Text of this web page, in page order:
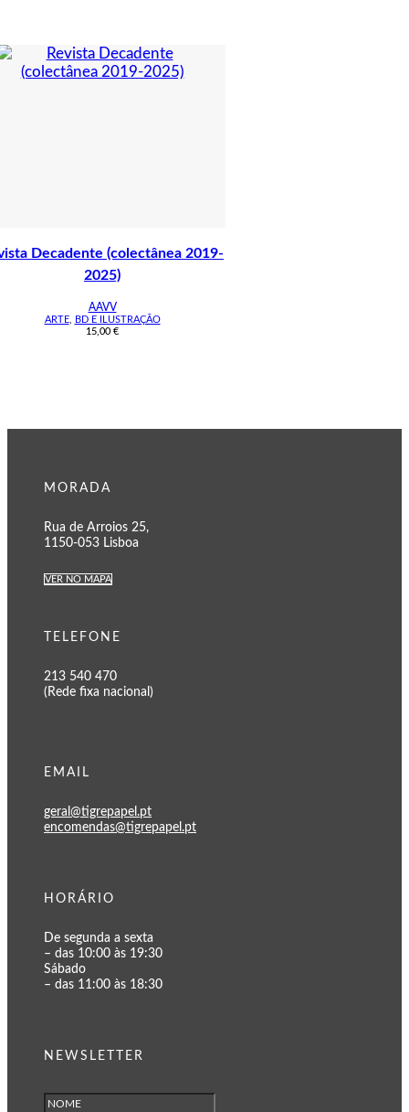
Decadente (colectânea 2019-
2025)
AAVV
ARTE,
BD E ILUSTRAÇÃO
15,00 €
MORADA
Rua de Arroios 25,
1150-053 Lisboa
VER NO MAPA
TELEFONE
213 540 470
(Rede fixa nacional)
EMAIL
geral@tigrepapel.pt
encomendas@tigrepapel.pt
HORÁRIO
De segunda a sexta
– das 10:00 às 19:30
Sábado
– das 11:00 às 18:30
NEWSLETTER